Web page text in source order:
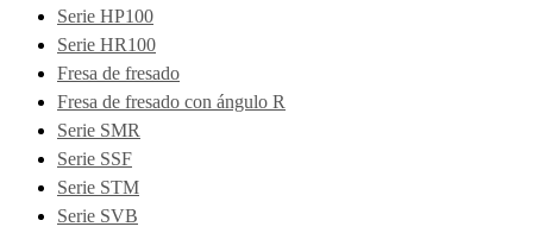
Serie HP100
Serie HR100
Fresa de fresado
Fresa de fresado con ángulo R
Serie SMR
Serie SSF
Serie STM
Serie SVB